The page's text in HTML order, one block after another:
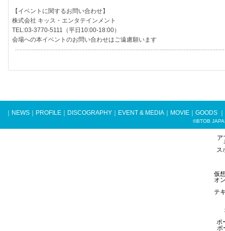
【イベントに関するお問い合わせ】
株式会社 キッス・エンタテインメント
TEL:03-3770-5111（平日10:00-18:00）
会場への本イベントのお問い合わせはご遠慮願います
NEWS PROFILE DISCOGRAPHY EVENT & MEDIA MOVIE GOODS
©BTOB
ア
ス
仮
オ
テ
ポ
ポ